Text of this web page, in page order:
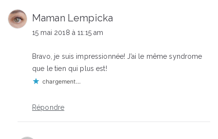
Maman Lempicka
15 mai 2018 à 11:15 am
Bravo, je suis impressionnée! J’ai le même syndrome
que le tien qui plus est!
chargement…
Répondre